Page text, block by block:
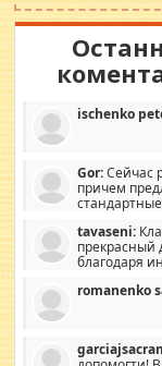
ischenko
Gor:Сейчас
причем
стандартные
со вкусом все в
мебель, а это не
tavaseni:
прекрасный
благодаря
romanenko